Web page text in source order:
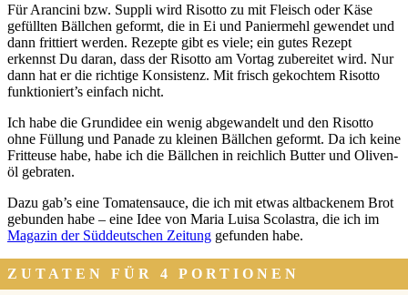
Für Aran­ci­ni bzw. Sup­pli wird Risot­to zu mit Fleisch oder Käse
gefüll­ten Bäll­chen geformt, die in Ei und Panier­mehl gewen­det und
dann frit­tiert wer­den. Rezep­te gibt es vie­le; ein gutes Rezept
erkennst Du dar­an, dass der Risot­to am Vor­tag zube­rei­tet wird. Nur
dann hat er die rich­ti­ge Kon­sis­tenz. Mit frisch gekoch­tem Risot­to
funktioniert’s ein­fach nicht.
Ich habe die Grund­idee ein wenig abge­wan­delt und den Risot­to
ohne Fül­lung und Pana­de zu klei­nen Bäll­chen geformt. Da ich kei­ne
Frit­teu­se habe, habe ich die Bäll­chen in reich­lich But­ter und Oli­ven­
öl gebra­ten.
Dazu gab’s eine Toma­ten­sauce, die ich mit etwas alt­ba­cke­nem Brot
gebun­den habe – eine Idee von Maria Lui­sa Sco­la­s­tra, die ich im
Maga­zin der Süd­deut­schen Zei­tung gefun­den habe.
ZUTATEN FÜR 4 PORTIONEN